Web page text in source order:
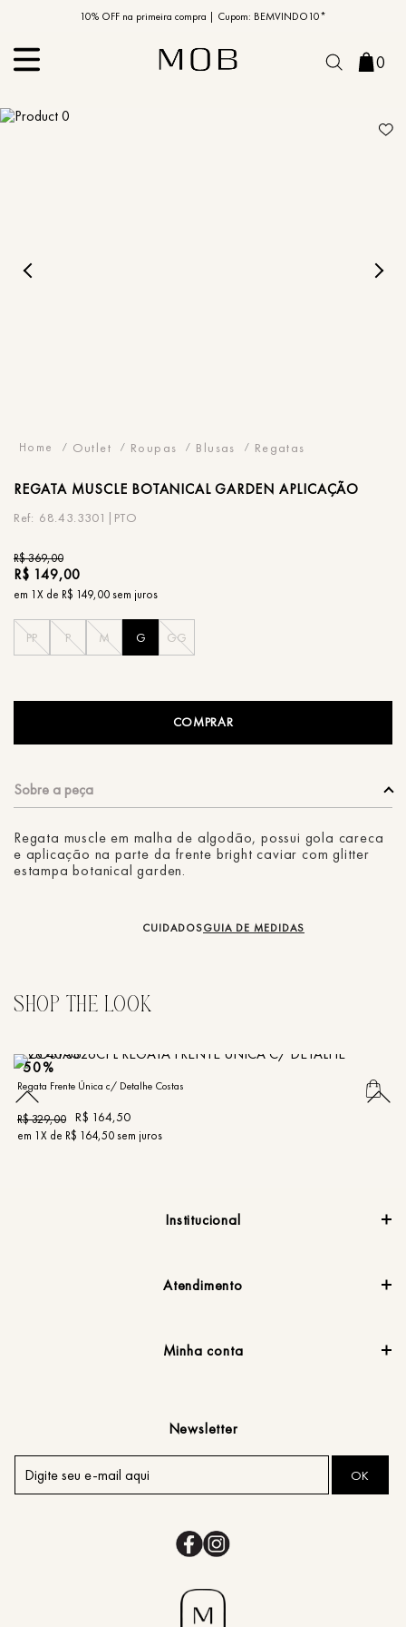
PIX MOB | 5%OFF - Seu look merece!
10% OFF na primeira compra | Cupom: BEMVINDO10*
0
Outlet Roupas Blusas Regatas
REGATA MUSCLE BOTANICAL GARDEN APLICAÇÃO
68.43.3301|PTO
R$369,00
R$ 149,00
em 1X de R$ 149,00sem juros
PP P M G GG
COMPRAR
Regata muscle em malha de algodão, possui gola careca
e aplicação na parte da frente bright caviar com glitter
estampa botanical garden.
CUIDADOSGUIA DE MEDIDAS
50%
Regata Frente Única c/ Detalhe Costas
R$329,00 R$ 164,50
em 1X de R$ 164,50sem juros
Institucional
Atendimento
Minha conta
Newsletter
OK